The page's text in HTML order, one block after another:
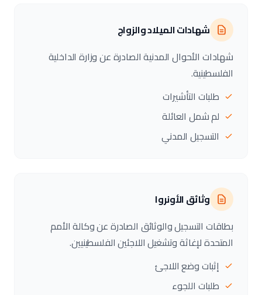
شهادات الميلاد والزواج
شهادات الأحوال المدنية الصادرة عن وزارة الداخلية
الفلسطينية.
طلبات التأشيرات
لم شمل العائلة
التسجيل المدني
وثائق الأونروا
بطاقات التسجيل والوثائق الصادرة عن وكالة الأمم
المتحدة لإغاثة وتشغيل اللاجئين الفلسطينيين.
إثبات وضع اللاجئ
طلبات اللجوء